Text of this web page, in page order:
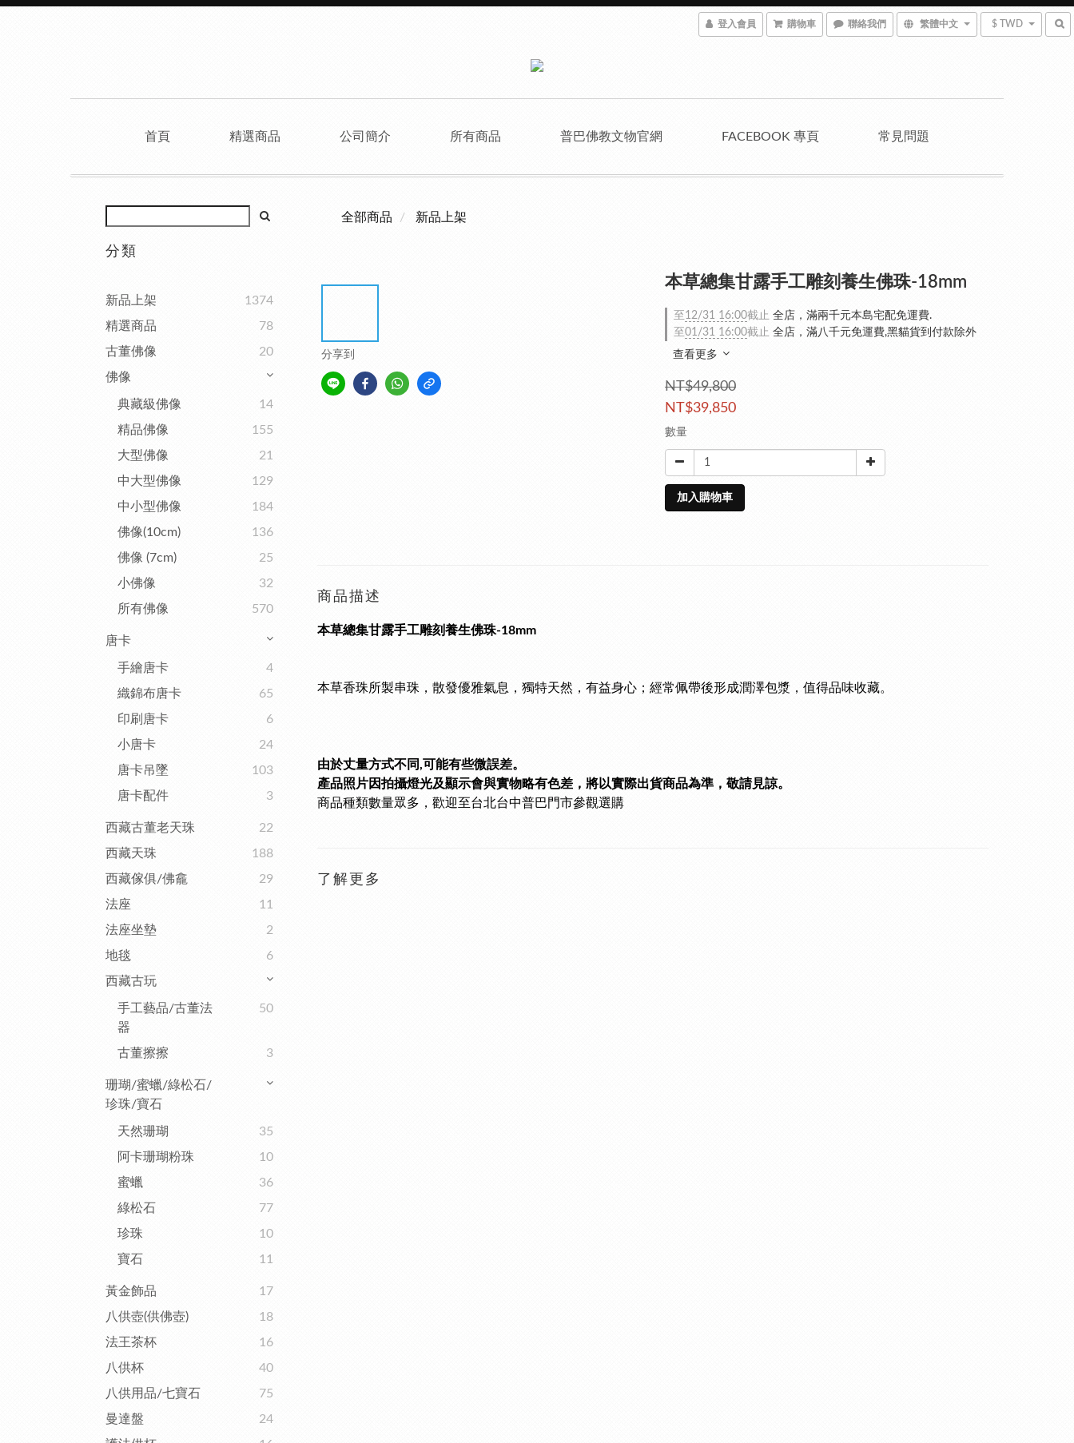
登入會員 購物車 聯絡我們 繁體中文 $ TWD
首頁 精選商品 公司簡介 所有商品 普巴佛教文物官網 FACEBOOK 專頁 常見問題
分類
新品上架
1374
精選商品
78
古董佛像
20
佛像
典藏級佛像
14
精品佛像
155
大型佛像
21
中大型佛像
129
中小型佛像
184
佛像(10cm)
136
佛像 (7cm)
25
小佛像
32
所有佛像
570
唐卡
手繪唐卡
4
織錦布唐卡
65
印刷唐卡
6
小唐卡
24
唐卡吊墜
103
唐卡配件
3
西藏古董老天珠
22
西藏天珠
188
西藏傢俱/佛龕
29
法座
11
法座坐墊
2
地毯
6
西藏古玩
手工藝品/古董法
器
50
古董擦擦 3
珊瑚/蜜蠟/綠松石/
珍珠/寶石
天然珊瑚
35
阿卡珊瑚粉珠
10
蜜蠟
36
綠松石
77
珍珠
10
寶石
11
黃金飾品
17
八供壺(供佛壺)
18
法王茶杯
16
八供杯
40
八供用品/七寶石
75
曼達盤
24
全部商品 新品上架
分享到
本草總集甘露手工雕刻養生佛珠-18mm
至 12/31 16:00截止 全店，滿兩千元本島宅配免運費.
至01/31 16:00截止 全店，滿八千元免運費,黑貓貨到付款除外
查看更多
NT$49,800
NT$39,850
數量
加入購物車
商品描述
本草總集甘露手工雕刻養生佛珠-18mm
本草香珠所製串珠，散發優雅氣息，獨特天然，有益身心；經常佩帶後形成潤澤包漿，值得品味收藏。
由於丈量方式不同,可能有些微誤差。
產品照片因拍攝燈光及顯示會與實物略有色差，將以實際出貨商品為準，敬請見諒。
商品種類數量眾多 ，歡迎至台北台中普巴門市參觀選購
了解更多